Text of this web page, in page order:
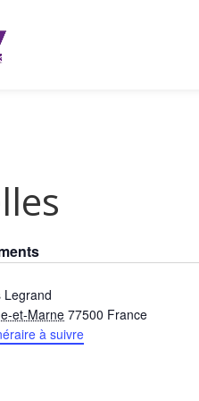
Legrand
et-Marne 77500 France
à suivre